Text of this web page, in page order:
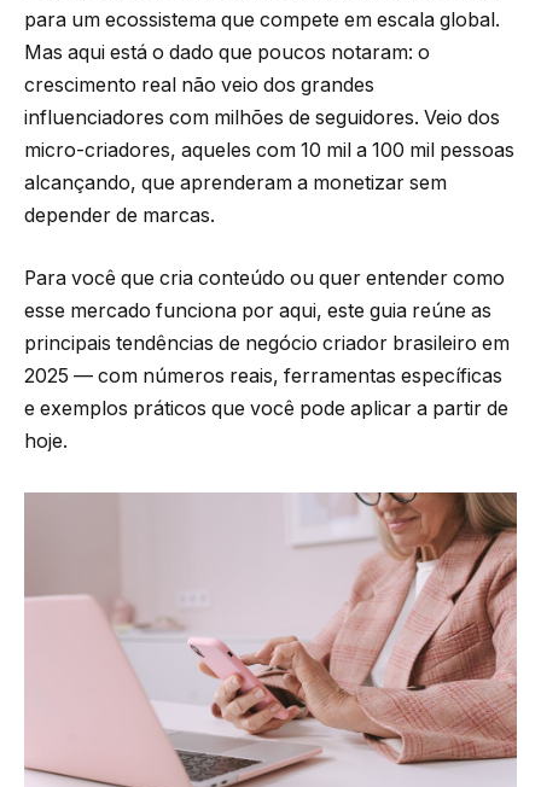
para um ecossistema que compete em escala global.
Mas aqui está o dado que poucos notaram: o
crescimento real não veio dos grandes
influenciadores com milhões de seguidores. Veio dos
micro-criadores, aqueles com 10 mil a 100 mil pessoas
alcançando, que aprenderam a monetizar sem
depender de marcas.
Para você que cria conteúdo ou quer entender como
esse mercado funciona por aqui, este guia reúne as
principais tendências de negócio criador brasileiro em
2025 — com números reais, ferramentas específicas
e exemplos práticos que você pode aplicar a partir de
hoje.